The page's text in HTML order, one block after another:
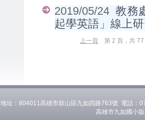
2019/05/24教務
起學英語」線上
上一頁 第 2 頁，共
地址：804011高雄市鼓山區九如四路763號 電話：
高雄市九如國小